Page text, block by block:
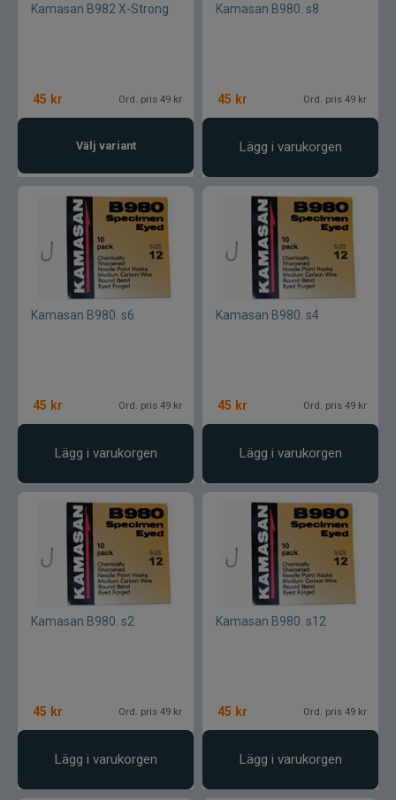
Kamasan B982 X-Strong
45 kr Ord. pris 49 kr
Välj variant
Kamasan B980. s8
45 kr Ord. pris 49 kr
Lägg i varukorgen
Kamasan B980. s6
45 kr Ord. pris 49 kr
Lägg i varukorgen
Kamasan B980. s4
45 kr Ord. pris 49 kr
Lägg i varukorgen
Kamasan B980. s2
45 kr Ord. pris 49 kr
Lägg i varukorgen
Kamasan B980. s12
45 kr Ord. pris 49 kr
Lägg i varukorgen